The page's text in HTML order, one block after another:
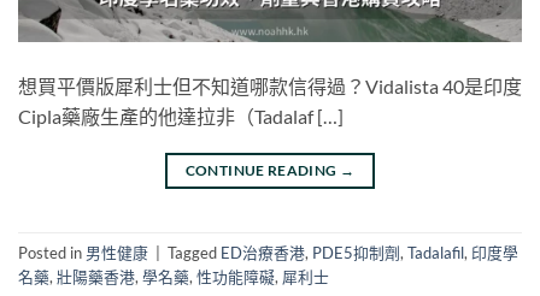
想買平價版犀利士但不知道哪款信得過？Vidalista 40是印度
Cipla藥廠生產的他達拉非（Tadalaf […]
CONTINUE READING →
Posted in 男性健康 Tagged ED治療香港, PDE5抑制劑,Tadalafil,印度學
名藥,壯陽藥香港,學名藥,性功能障礙, 犀利士